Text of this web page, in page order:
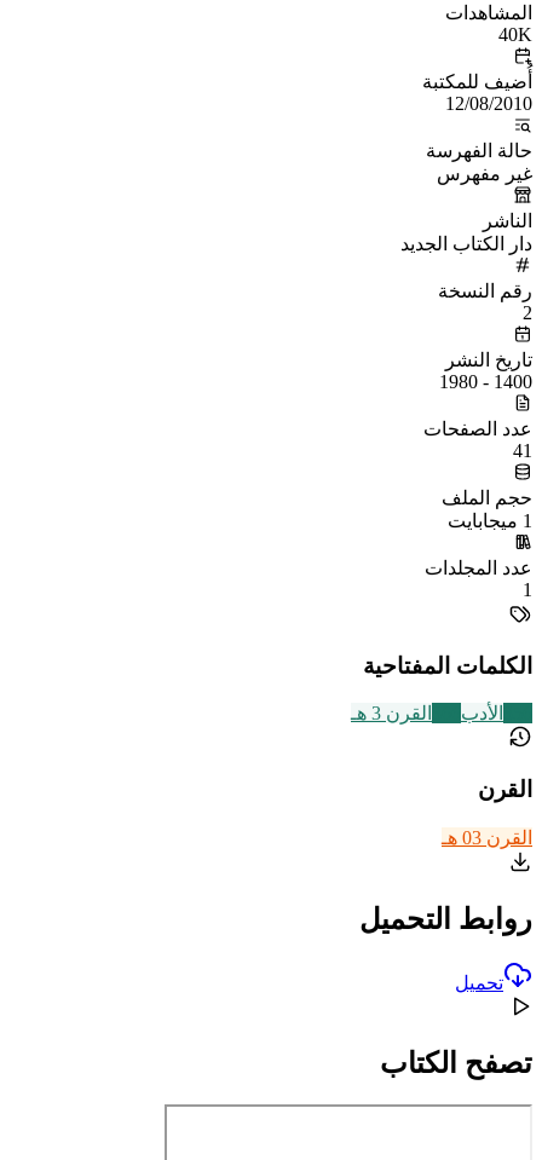
المشاهدات
40K
أُضيف للمكتبة
12/08/2010
حالة الفهرسة
غير مفهرس
الناشر
دار الكتاب الجديد
رقم النسخة
2
تاريخ النشر
1400 - 1980
عدد الصفحات
41
حجم الملف
1 ميجابايت
عدد المجلدات
1
الكلمات المفتاحية
الأدب القرن 3 هـ
القرن
القرن 03 هـ
روابط التحميل
تحميل
تصفح الكتاب